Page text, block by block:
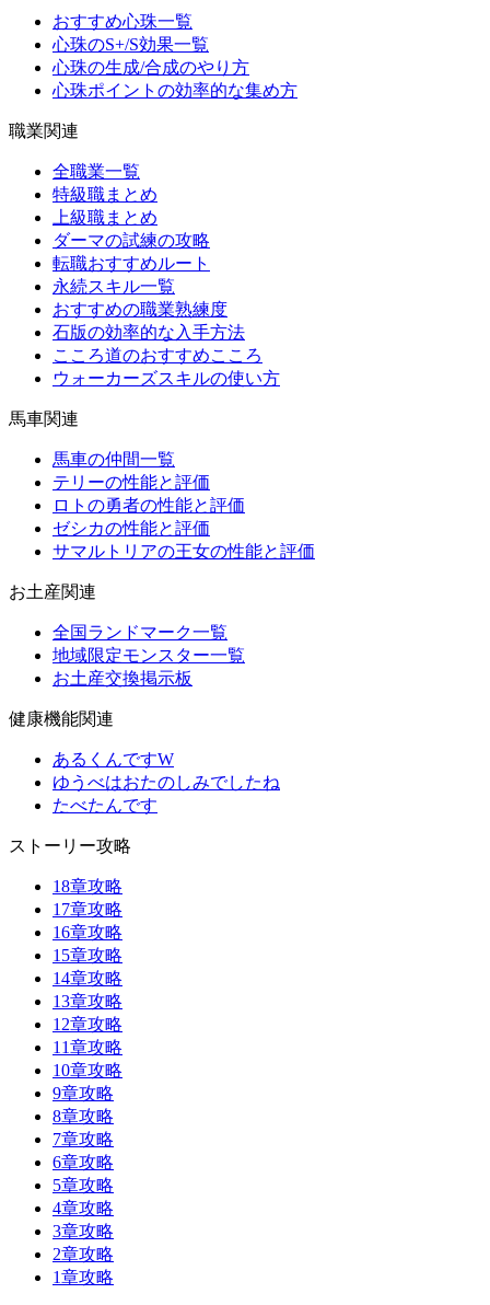
おすすめ心珠一覧
心珠のS+/S効果一覧
心珠の生成/合成のやり方
心珠ポイントの効率的な集め方
職業関連
全職業一覧
特級職まとめ
上級職まとめ
ダーマの試練の攻略
転職おすすめルート
永続スキル一覧
おすすめの職業熟練度
石版の効率的な入手方法
こころ道のおすすめこころ
ウォーカーズスキルの使い方
馬車関連
馬車の仲間一覧
テリーの性能と評価
ロトの勇者の性能と評価
ゼシカの性能と評価
サマルトリアの王女の性能と評価
お土産関連
全国ランドマーク一覧
地域限定モンスター一覧
お土産交換掲示板
健康機能関連
あるくんですW
ゆうべはおたのしみでしたね
たべたんです
ストーリー攻略
18章攻略
17章攻略
16章攻略
15章攻略
14章攻略
13章攻略
12章攻略
11章攻略
10章攻略
9章攻略
8章攻略
7章攻略
6章攻略
5章攻略
4章攻略
3章攻略
2章攻略
1章攻略